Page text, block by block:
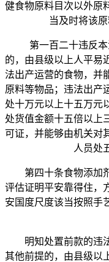
健食物原料目次以外原
当及时将该
第一百二十违反本
的，由县级以上人平易
法出产运营的食物，并
原料等物品；违法出产
处十万元以上十五万元
处货值金额十五倍以上
可证，并能够由机关对
人员处
第四十条食物添加剂
评估证明平安靠得住，
安国度尺度该当按照手
明知处置前款的违法
其他前提的，由县级以